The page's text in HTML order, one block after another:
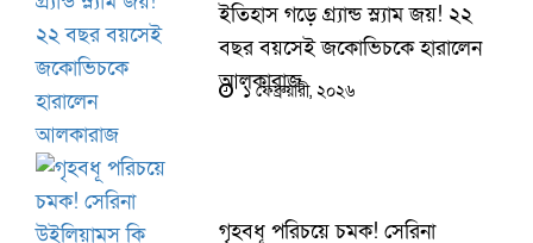
ইতিহাস গড়ে গ্র্যান্ড স্ল্যাম জয়! ২২
বছর বয়সেই জকোভিচকে হারালেন
আলকারাজ
১ ফেব্রুয়ারী, ২০২৬
গৃহবধূ পরিচয়ে চমক! সেরিনা